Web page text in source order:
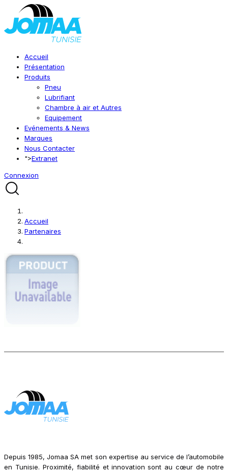
Accueil
Présentation
Produits
Pneu
Lubrifiant
Chambre à air et Autres
Equipement
Evénements & News
Marques
Nous Contacter
">Extranet
Connexion
Accueil
Partenaires
Depuis 1985, Jomaa SA met son expertise au service de l’automobile
en Tunisie. Proximité, fiabilité et innovation sont au cœur de notre